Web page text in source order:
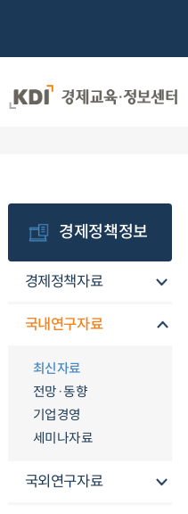
경제정책정보
경제정책자료
국내연구자료
최신자료
전망·동향
기업경영
세미나자료
국외연구자료